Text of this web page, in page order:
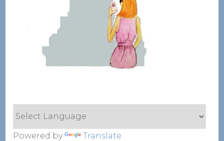
Powered by Translate